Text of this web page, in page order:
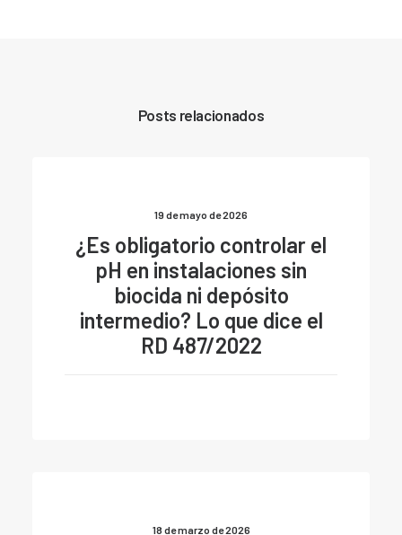
Posts relacionados
19 de mayo de 2026
¿Es obligatorio controlar el
pH en instalaciones sin
biocida ni depósito
intermedio? Lo que dice el
RD 487/2022
18 de marzo de 2026